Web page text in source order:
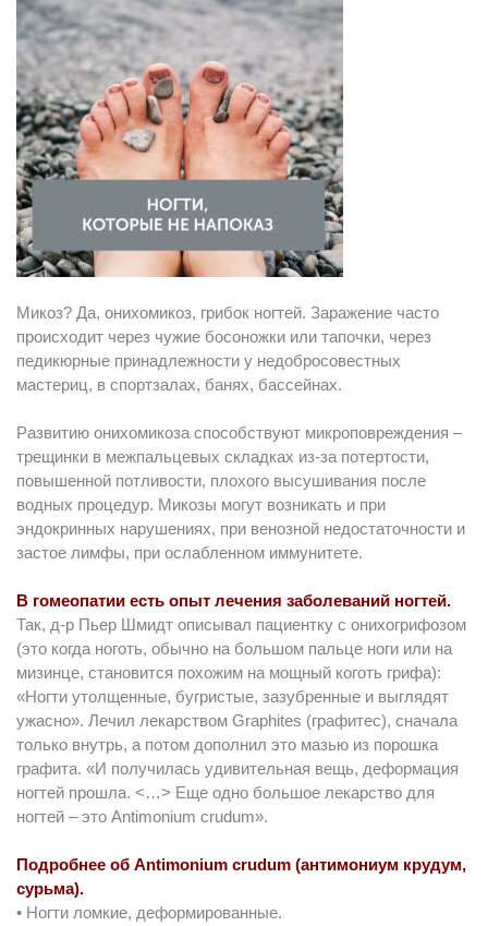
Микоз? Да, онихомикоз, грибок ногтей. Заражение часто
происходит через чужие босоножки или тапочки, через
педикюрные принадлежности у недобросовестных
мастериц, в спортзалах, банях, бассейнах.
Развитию онихомикоза способствуют микроповреждения –
трещинки в межпальцевых складках из-за потертости,
повышенной потливости, плохого высушивания после
водных процедур. Микозы могут возникать и при
эндокринных нарушениях, при венозной недостаточности и
застое лимфы, при ослабленном иммунитете.
В гомеопатии есть опыт лечения заболеваний ногтей.
Так, д-р Пьер Шмидт описывал пациентку с онихогрифозом
(это когда ноготь, обычно на большом пальце ноги или на
мизинце, становится похожим на мощный коготь грифа):
«Ногти утолщенные, бугристые, зазубренные и выглядят
ужасно». Лечил лекарством Graphites (графитес), сначала
только внутрь, а потом дополнил это мазью из порошка
графита. «И получилась удивительная вещь, деформация
ногтей прошла. <…> Еще одно большое лекарство для
ногтей – это Antimonium crudum».
Подробнее об Antimonium crudum (антимониум крудум,
сурьма).
• Ногти ломкие, деформированные.